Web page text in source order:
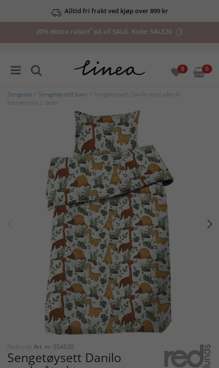
Alltid fri frakt ved kjøp over 899 kr
20% ekstra rabatt* på all SALG. Kode: SALE20
0 0
Sengetøy Sengetøysett barn > Sengetøysett Danilo med påtrykt
barnemotiv 2 deler
Redlunds Art. nr: 554530
Sengetøysett Danilo